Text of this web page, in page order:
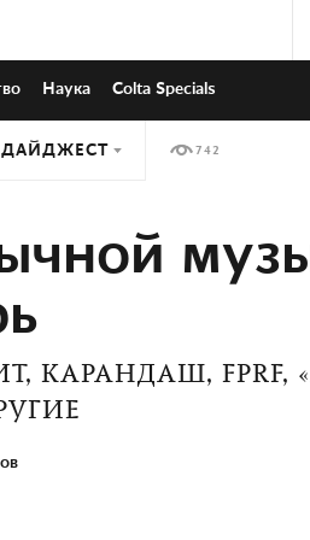
Наука Colta Specials
ДАЙДЖЕСТ 742
КАРАНДАШ, FPRF,